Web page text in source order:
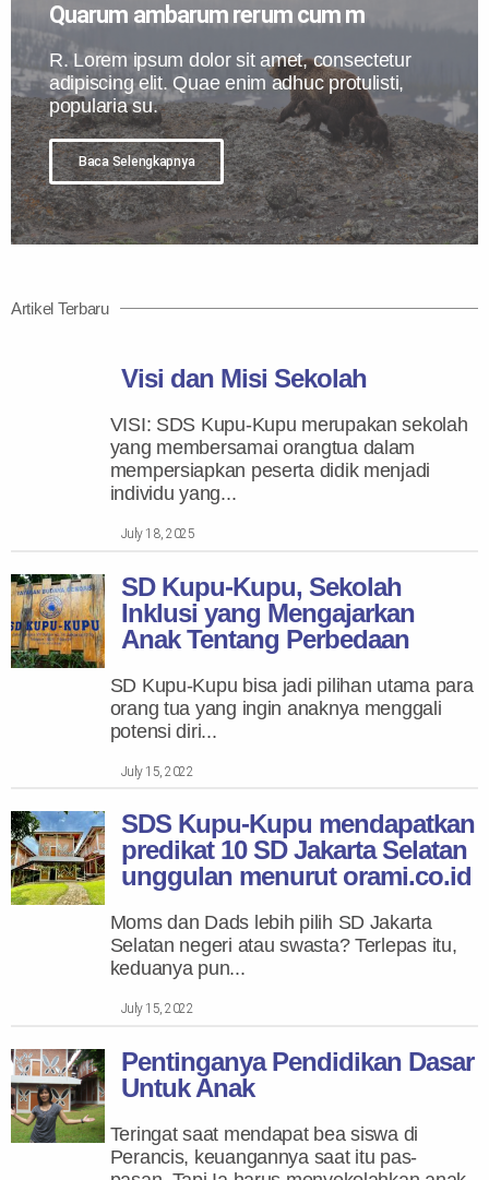
Quarum ambarum rerum cum m
R. Lorem ipsum dolor sit amet, consectetur
adipiscing elit. Quae enim adhuc protulisti,
popularia su.
Baca Selengkapnya
Artikel Terbaru
Visi dan Misi Sekolah
VISI: SDS Kupu-Kupu merupakan sekolah
yang membersamai orangtua dalam
mempersiapkan peserta didik menjadi
individu yang...
July 18, 2025
SD Kupu-Kupu, Sekolah
Inklusi yang Mengajarkan
Anak Tentang Perbedaan
SD Kupu-Kupu bisa jadi pilihan utama para
orang tua yang ingin anaknya menggali
potensi diri...
July 15, 2022
SDS Kupu-Kupu mendapatkan
predikat 10 SD Jakarta Selatan
unggulan menurut orami.co.id
Moms dan Dads lebih pilih SD Jakarta
Selatan negeri atau swasta? Terlepas itu,
keduanya pun...
July 15, 2022
Pentinganya Pendidikan Dasar
Untuk Anak
Teringat saat mendapat bea siswa di
Perancis, keuangannya saat itu pas-